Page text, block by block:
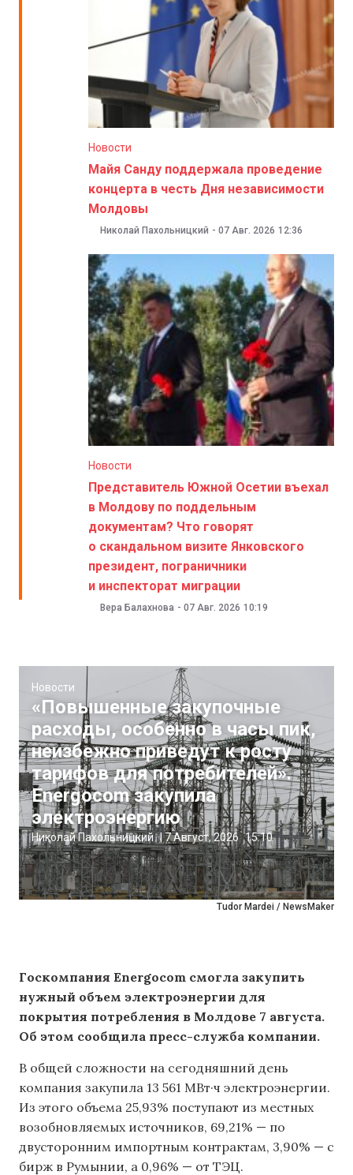
Новости
Майя Санду поддержала проведение
концерта в честь Дня независимости
Молдовы
Николай Пахольницкий - 07 Авг. 2026 12:36
Новости
Представитель Южной Осетии въехал
в Молдову по поддельным
документам? Что говорят
о скандальном визите Янковского
президент, пограничники
и инспекторат миграции
Вера Балахнова - 07 Авг. 2026 10:19
Tudor Mardei / NewsMaker
Новости
«Повышенные закупочные
расходы, особенно в часы пик,
неизбежно приведут к росту
тарифов для потребителей».
Energocom закупила
электроэнергию
Николай Пахольницкий |7 Август, 2026 15:10
Госкомпания Energocom смогла закупить
нужный объем электроэнергии для
покрытия потребления в Молдове 7 августа.
Об этом сообщила пресс-служба компании.
В общей сложности на сегодняшний день
компания закупила 13 561 МВт·ч электроэнергии.
Из этого объема 25,93% поступают из местных
возобновляемых источников, 69,21% — по
двусторонним импортным контрактам, 3,90% — с
бирж в Румынии, а 0,96% — от ТЭЦ.